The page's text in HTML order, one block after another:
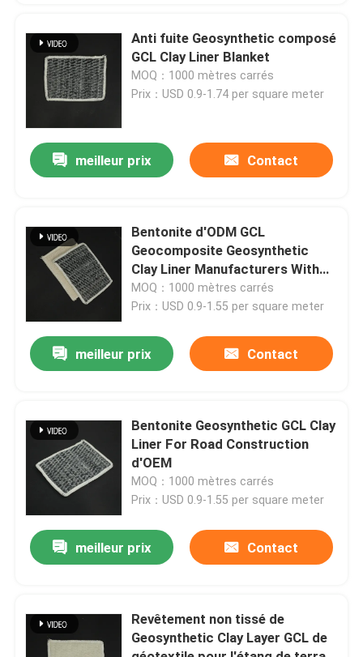
Produits
Vidéos
VR Show
Visite d'usine
Contrôle de la qualité
Contact
Géotextile Geogrid
Anti fuite Geosynthetic composé
GCL Clay Liner Blanket
MOQ：1000 mètres carrés
Prix：USD 0.9-1.74 per square meter
meilleur prix Contact
Bentonite d'ODM GCL
Geocomposite Geosynthetic
Clay Liner Manufacturers With
Sodium
MOQ：1000 mètres carrés
Prix：USD 0.9-1.55 per square meter
meilleur prix Contact
Bentonite Geosynthetic GCL Clay
Liner For Road Construction
d'OEM
MOQ：1000 mètres carrés
Prix：USD 0.9-1.55 per square meter
meilleur prix Contact
Revêtement non tissé de
Geosynthetic Clay Layer GCL de